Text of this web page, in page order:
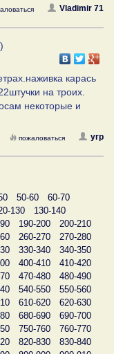
Vladimir 71
карась
на троих.
некоторые и
угр
пожаловаться
50-60
60-70
130
130-140
190-200
200-210
260-270
270-280
330-340
340-350
400-410
410-420
470-480
480-490
540-550
550-560
610-620
620-630
680-690
690-700
750-760
760-770
820-830
830-840